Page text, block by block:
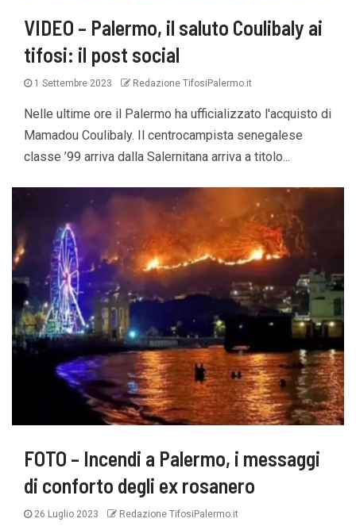
VIDEO – Palermo, il saluto Coulibaly ai
tifosi: il post social
1 Settembre 2023 Redazione TifosiPalermo.it
Nelle ultime ore il Palermo ha ufficializzato l'acquisto di
Mamadou Coulibaly. Il centrocampista senegalese
classe ’99 arriva dalla Salernitana arriva a titolo...
FOTO – Incendi a Palermo, i messaggi
di conforto degli ex rosanero
26 Luglio 2023 Redazione TifosiPalermo.it